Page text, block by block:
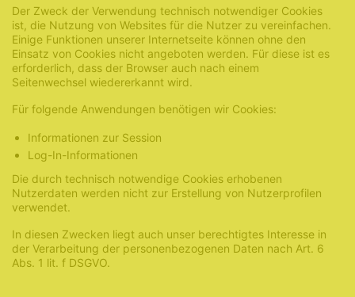
Der Zweck der Verwendung technisch notwendiger Cookies
ist, die Nutzung von Websites für die Nutzer zu vereinfachen.
Einige Funktionen unserer Internetseite können ohne den
Einsatz von Cookies nicht angeboten werden. Für diese ist es
erforderlich, dass der Browser auch nach einem
Seitenwechsel wiedererkannt wird.
Für folgende Anwendungen benötigen wir Cookies:
Informationen zur Session
Log-In-Informationen
Die durch technisch notwendige Cookies erhobenen
Nutzerdaten werden nicht zur Erstellung von Nutzerprofilen
verwendet.
In diesen Zwecken liegt auch unser berechtigtes Interesse in
der Verarbeitung der personenbezogenen Daten nach Art. 6
Abs. 1 lit. f DSGVO.